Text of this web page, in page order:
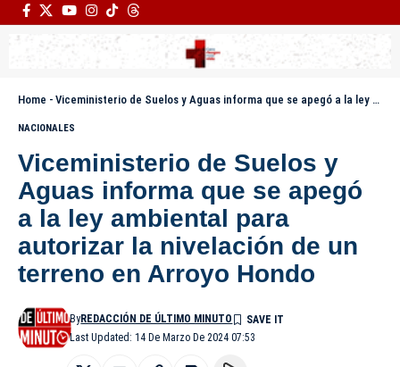
Home - Viceministerio de Suelos y Aguas informa que se apegó a la ley ambiental para autorizar la nivelación de un terreno en Arroyo Hondo
NACIONALES
Viceministerio de Suelos y
Aguas informa que se apegó
a la ley ambiental para
autorizar la nivelación de un
terreno en Arroyo Hondo
Last Updated: 14 De Marzo De 2024 07:53
ByREDACCIÓN DE ÚLTIMO MINUTO